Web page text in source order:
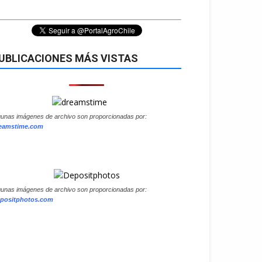
MÁS VISTAS
imágenes de archivo son proporcionadas por:
imágenes de archivo son proporcionadas por: